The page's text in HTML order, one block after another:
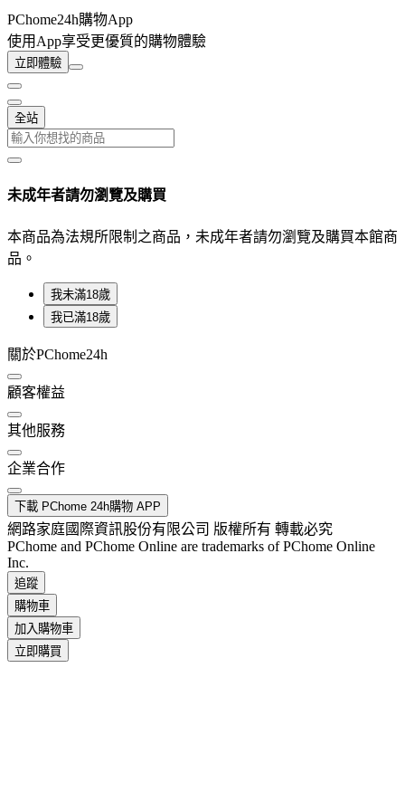
PChome24h購物App
使用App享受更優質的購物體驗
立即體驗
全站
未成年者請勿瀏覽及購買
本商品為法規所限制之商品，未成年者請勿瀏覽及購買本館商
品。
我未滿18歲
我已滿18歲
關於PChome24h
顧客權益
其他服務
企業合作
下載 PChome 24h購物 APP
網路家庭國際資訊股份有限公司 版權所有 轉載必究
PChome and PChome Online are trademarks of PChome Online
Inc.
追蹤
購物車
加入購物車
立即購買